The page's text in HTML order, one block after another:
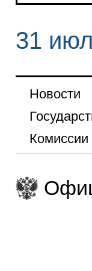
31
Новости
Комиссии